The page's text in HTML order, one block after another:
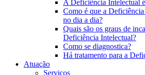
A Deficiência Intelectual
Como é que a
no dia a dia?
Quais são os graus de
Deficiência Intelectual?
Como se diagnostica?
Há tratamento para a
Atuação
Serviços